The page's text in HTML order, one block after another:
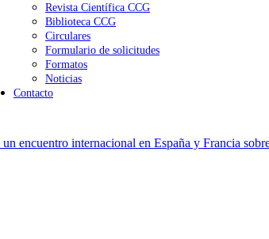
Revista Científica CCG
Biblioteca CCG
Circulares
Formulario de solicitudes
Formatos
Noticias
Contacto
encuentro internacional en España y Francia